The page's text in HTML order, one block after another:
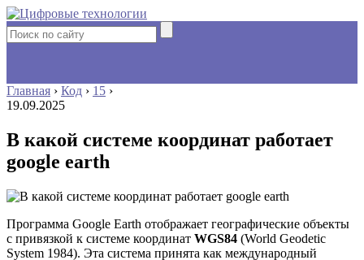
Главная › Код › 15 ›
19.09.2025
В какой системе координат работает
google earth
Программа Google Earth отображает географические объекты
с привязкой к системе координат WGS84 (World Geodetic
System 1984). Эта система принята как международный